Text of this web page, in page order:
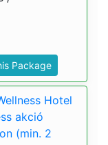
Package
Hotel
akció
(min. 2